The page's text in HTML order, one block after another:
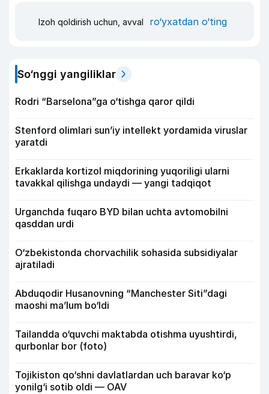
Izoh qoldirish uchun, avval ro‘yxatdan o‘ting
So‘nggi yangiliklar
Rodri “Barselona”ga o‘tishga qaror qildi
Stenford olimlari sun’iy intellekt yordamida viruslar
yaratdi
Erkaklarda kortizol miqdorining yuqoriligi ularni
tavakkal qilishga undaydi — yangi tadqiqot
Urganchda fuqaro BYD bilan uchta avtomobilni
qasddan urdi
O‘zbekistonda chorvachilik sohasida subsidiyalar
ajratiladi
Abduqodir Husanovning “Manchester Siti”dagi
maoshi ma’lum bo‘ldi
Tailandda o‘quvchi maktabda otishma uyushtirdi,
qurbonlar bor (foto)
Tojikiston qo‘shni davlatlardan uch baravar ko‘p
yonilg‘i sotib oldi — OAV